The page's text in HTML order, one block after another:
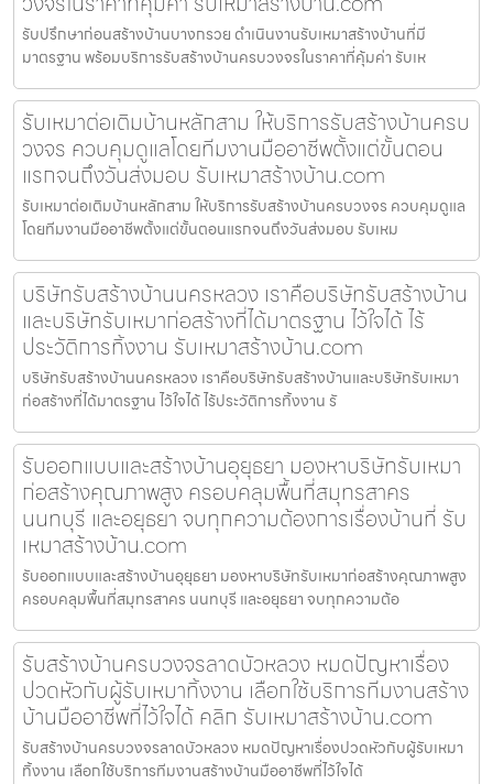
รับปรึกษาก่อนสร้างบ้านบางกรวย ดำเนินงานรับเหมาสร้างบ้านที่มี
มาตรฐาน พร้อมบริการรับสร้างบ้านครบวงจรในราคาที่คุ้มค่า รับเห
รับเหมาต่อเติมบ้านหลักสาม ให้บริการรับสร้างบ้านครบ
วงจร ควบคุมดูแลโดยทีมงานมืออาชีพตั้งแต่ขั้นตอน
แรกจนถึงวันส่งมอบ รับเหมาสร้างบ้าน.com
รับเหมาต่อเติมบ้านหลักสาม ให้บริการรับสร้างบ้านครบวงจร ควบคุมดูแล
โดยทีมงานมืออาชีพตั้งแต่ขั้นตอนแรกจนถึงวันส่งมอบ รับเหม
บริษัทรับสร้างบ้านนครหลวง เราคือบริษัทรับสร้างบ้าน
และบริษัทรับเหมาก่อสร้างที่ได้มาตรฐาน ไว้ใจได้ ไร้
ประวัติการทิ้งงาน รับเหมาสร้างบ้าน.com
บริษัทรับสร้างบ้านนครหลวง เราคือบริษัทรับสร้างบ้านและบริษัทรับเหมา
ก่อสร้างที่ได้มาตรฐาน ไว้ใจได้ ไร้ประวัติการทิ้งงาน รั
รับออกแบบและสร้างบ้านอุยุธยา มองหาบริษัทรับเหมา
ก่อสร้างคุณภาพสูง ครอบคลุมพื้นที่สมุทรสาคร
นนทบุรี และอยุธยา จบทุกความต้องการเรื่องบ้านที่ รับ
เหมาสร้างบ้าน.com
รับออกแบบและสร้างบ้านอุยุธยา มองหาบริษัทรับเหมาก่อสร้างคุณภาพสูง
ครอบคลุมพื้นที่สมุทรสาคร นนทบุรี และอยุธยา จบทุกความต้อ
รับสร้างบ้านครบวงจรลาดบัวหลวง หมดปัญหาเรื่อง
ปวดหัวกับผู้รับเหมาทิ้งงาน เลือกใช้บริการทีมงานสร้าง
บ้านมืออาชีพที่ไว้ใจได้ คลิก รับเหมาสร้างบ้าน.com
รับสร้างบ้านครบวงจรลาดบัวหลวง หมดปัญหาเรื่องปวดหัวกับผู้รับเหมา
ทิ้งงาน เลือกใช้บริการทีมงานสร้างบ้านมืออาชีพที่ไว้ใจได้